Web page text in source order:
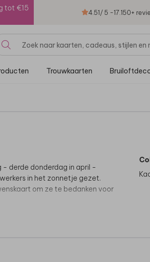
tot €15
4.51/ 5 -17.150+
Trouwkaarten
derde donderdag in april -
in het zonnetje gezet.
om ze te bedanken voor